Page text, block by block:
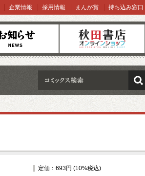
オンラインショップ
企業情報 採用情報 まんが賞 持ち込み窓口
検索
定価：693円 (10%税込)